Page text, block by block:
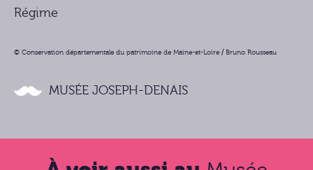
Régime
© Conservation départementale du patrimoine de Maine-et-Loire / Bruno Rousseau
MUSÉE JOSEPH-DENAIS